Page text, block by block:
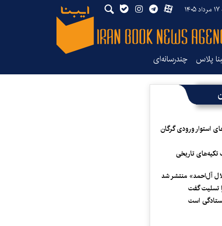
پلاس چندرسانه‌ای
استوار ورودی گرگان
تکیه‌های تاریخی
آل‌احمد» منتشر شد
تسلیت گفت
است